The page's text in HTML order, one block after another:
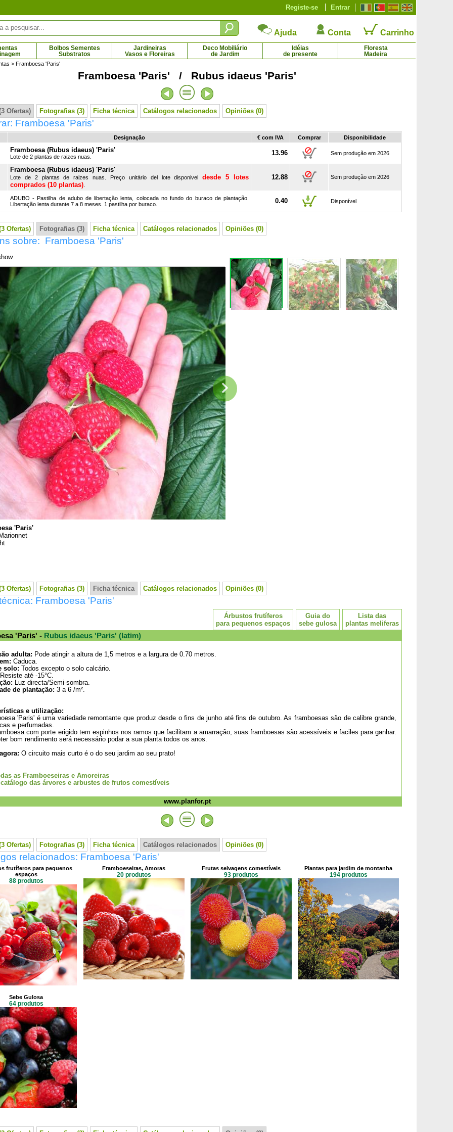
Entrar
Registe-se
Ajuda Conta Carrinho
Bolbos Sementes
Substratos
Jardineiras
Vasos e Floreiras
Deco Mobiliário
de Jardim
Idéias
de presente
Floresta
Madeira
Cerejeira do Japão Chorão 'Kiku-shidare-
86.02 € - 107.66 €
> Framboesa 'Paris'
Framboesa 'Paris' / Rubus idaeus 'Paris'
Ofertas) Fotografias (3) Ficha técnica Catálogos relacionados Opiniões (0)
Framboesa 'Paris'
Designação € com IVA Comprar Disponibilidade
Framboesa (Rubus idaeus) 'Paris'
Lote de 2 plantas de raizes nuas. 13.96 Sem produção em 2026
Framboesa (Rubus idaeus) 'Paris'
Lote de 2 plantas de raizes nuas. Preço unitário del lote disponiveldesde 5 lotes
comprados (10 plantas)
12.88 Sem produção em 2026
ADUBO - Pastilha de adubo de libertação lenta, colocada no fundo do buraco de plantação.
Libertação lenta durante 7 a 8 meses. 1 pastilha por buraco.
0.40 Disponível
Ofertas) Fotografias (3) Ficha técnica Catálogos relacionados Opiniões (0)
sobre: Framboesa 'Paris'
'Paris'
Marionnet
Ofertas) Fotografias (3) Ficha técnica Catálogos relacionados Opiniões (0)
Framboesa 'Paris'
Lista das
plantas meliferas
Guia do
sebe gulosa
Árbustos frutíferos
para pequenos espaços
'Paris' - Rubus idaeus 'Paris' (latim)
adulta: Pode atingir a altura de 1,5 metros e a largura de 0.70 metros.
Caduca.
solo: Todos excepto o solo calcário.
Resiste até -15°C.
Luz directa/Semi-sombra.
de plantação: 3 a 6 /m².
e utilização:
'Paris' é uma variedade remontante que produz desde o fins de junho até fins de outubro. As framboesas são de calibre grande,
e perfumadas.
com porte erigido tem espinhos nos ramos que facilitam a amarração; suas framboesas são acessíveis e faciles para ganhar.
bom rendimento será necessário podar a sua planta todos os anos.
O circuito mais curto é o do seu jardim ao seu prato!
as Framboeseiras e Amoreiras
das árvores e arbustes de frutos comestíveis
www.planfor.pt
Ofertas) Fotografias (3) Ficha técnica Catálogos relacionados Opiniões (0)
relacionados: Framboesa 'Paris'
frutíferos para pequenos
espaços
88 produtos
Framboeseiras, Amoras
20 produtos
Frutas selvagens comestíveis
93 produtos
Plantas para jardim de montanha
194 produtos
Sebe Gulosa
64 produtos